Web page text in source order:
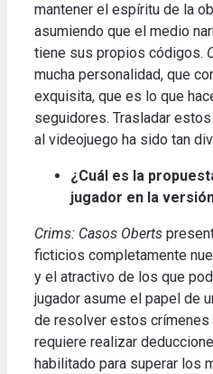
mantener el espíritu de la
asumiendo que el medio
tiene sus propios códigos.
mucha personalidad, que
exquisita, que es lo que
seguidores. Trasladar
al videojuego ha sido tan
¿Cuál es la
jugador en la
Crims: Casos Oberts
ficticios completamente
y el atractivo de los que
jugador asume el papel de
de resolver estos crímenes
requiere realizar
habilitado para superar los